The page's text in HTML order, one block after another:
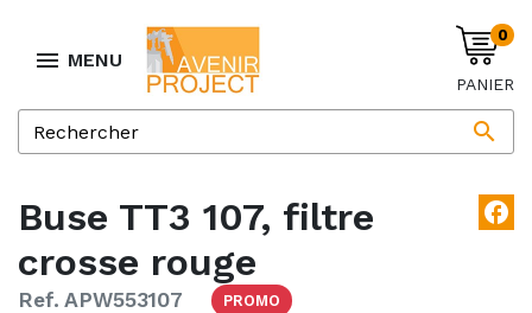
 MENU

0
PANIER
Buse TT3 107, filtre
crosse rouge
facebook
Ref. APW553107 PROMO